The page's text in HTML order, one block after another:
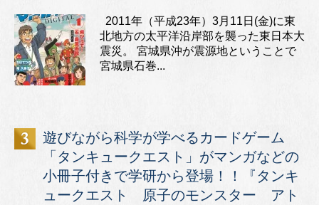
2011年（平成23年）3月11日(金)に東
北地方の太平洋沿岸部を襲った東日本大
震災。 宮城県沖が震源地ということで
宮城県石巻...
遊びながら科学が学べるカードゲーム
「タンキュークエスト」がマンガなどの
小冊子付きで学研から登場！！『タンキ
ュークエスト 原子のモンスター アト